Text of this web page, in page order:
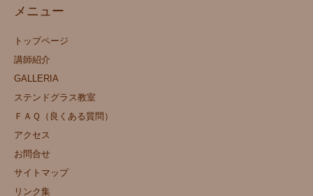
メニュー
トップページ
講師紹介
GALLERIA
ステンドグラス教室
ＦＡＱ（良くある質問）
アクセス
お問合せ
サイトマップ
リンク集